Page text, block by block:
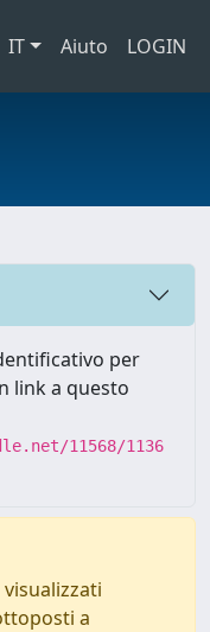
IT Aiuto LOGIN
per
link a questo
11568/1136
a